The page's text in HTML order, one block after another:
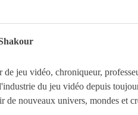
de jeu vidéo, chroniqueur,
du jeu vidéo depuis
de nouveaux univers, mondes et